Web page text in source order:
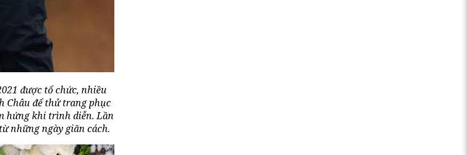
được tổ chức, nhiều
Châu để thử trang phục
hứng khi trình diễn. Lần
những ngày giãn cách.